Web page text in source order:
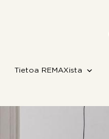
Tietoa REMAXista